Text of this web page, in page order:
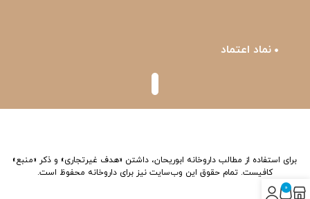
نماد اعتماد
برای استفاده از مطالب داروخانه ابوریحان، داشتن «هدف غیرتجاری» و ذکر «منبع»
کافیست. تمام حقوق اين وب‌سايت نیز برای داروخانه محفوظ است.
0